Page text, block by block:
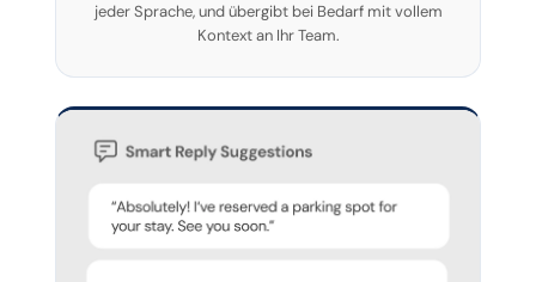
jeder Sprache, und übergibt bei Bedarf mit vollem
Kontext an Ihr Team.